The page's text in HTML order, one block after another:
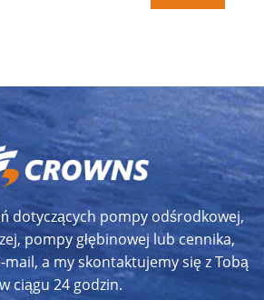
dotyczących pompy odśrodkowej,
pompy głębinowej lub cennika,
a my skontaktujemy się z Tobą
w ciągu 24 godzin.